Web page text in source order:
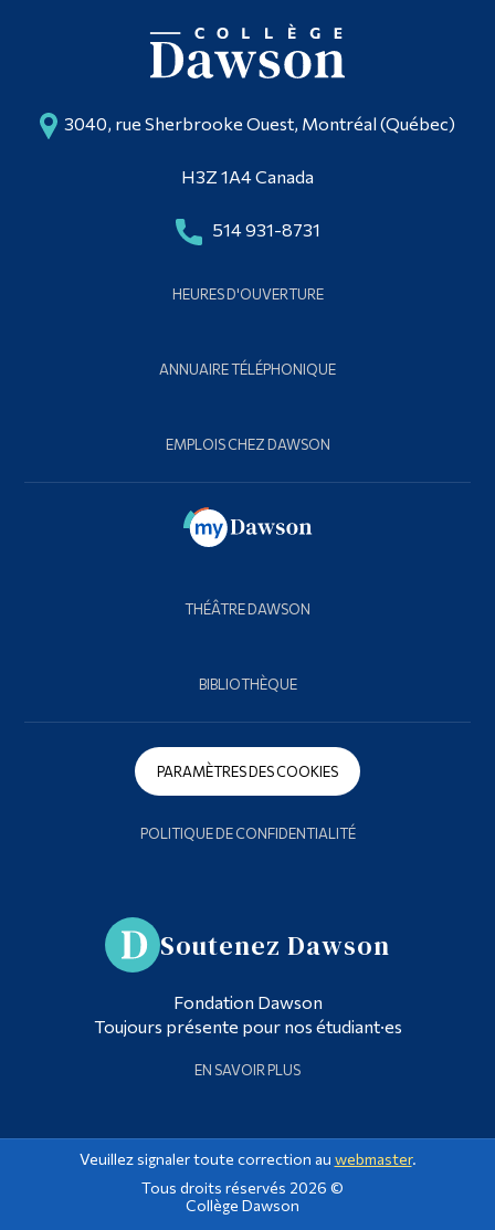
3040, rue Sherbrooke Ouest, Montréal (Québec)
H3Z 1A4 Canada
514 931-8731
HEURES D'OUVERTURE
ANNUAIRE TÉLÉPHONIQUE
EMPLOIS CHEZ DAWSON
THÉÂTRE DAWSON
BIBLIOTHÈQUE
PARAMÈTRES DES COOKIES
POLITIQUE DE CONFIDENTIALITÉ
Soutenez Dawson
Fondation Dawson
Toujours présente pour nos étudiant·es
EN SAVOIR PLUS
Veuillez signaler toute correction au webmaster.
Tous droits réservés 2026 ©
Collège Dawson